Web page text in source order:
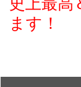
ます！